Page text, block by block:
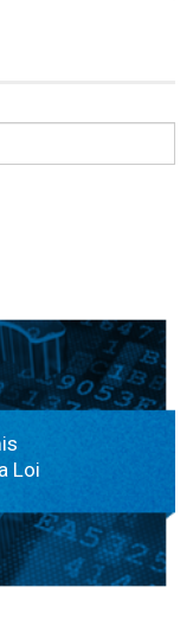
الهياكل
Loi